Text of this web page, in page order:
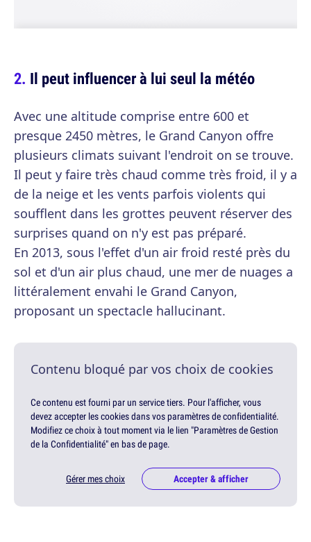
Il peut influencer à lui seul la météo
Avec une altitude comprise entre 600 et
presque 2450 mètres, le Grand Canyon offre
plusieurs climats suivant l'endroit on se trouve.
Il peut y faire très chaud comme très froid, il y a
de la neige et les vents parfois violents qui
soufflent dans les grottes peuvent réserver des
surprises quand on n'y est pas préparé.
En 2013, sous l'effet d'un air froid resté près du
sol et d'un air plus chaud, une mer de nuages a
littéralement envahi le Grand Canyon,
proposant un spectacle hallucinant.
Contenu bloqué par vos choix de cookies
Ce contenu est fourni par un service tiers. Pour l'afficher, vous
devez accepter les cookies dans vos paramètres de confidentialité.
Modifiez ce choix à tout moment via le lien "Paramètres de Gestion
de la Confidentialité" en bas de page.
Gérer mes choix Accepter & afficher